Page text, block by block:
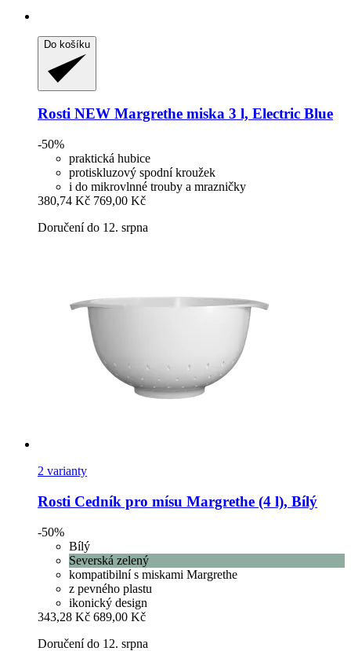
Do košíku
Rosti NEW Margrethe miska 3 l, Electric Blue
-50%
praktická hubice
protiskluzový spodní kroužek
i do mikrovlnné trouby a mrazničky
380,74 Kč 769,00 Kč
Doručení do 12. srpna
2 varianty
Rosti Cedník pro mísu Margrethe (4 l), Bílý
-50%
Bílý
Severská zelený
kompatibilní s miskami Margrethe
z pevného plastu
ikonický design
343,28 Kč 689,00 Kč
Doručení do 12. srpna